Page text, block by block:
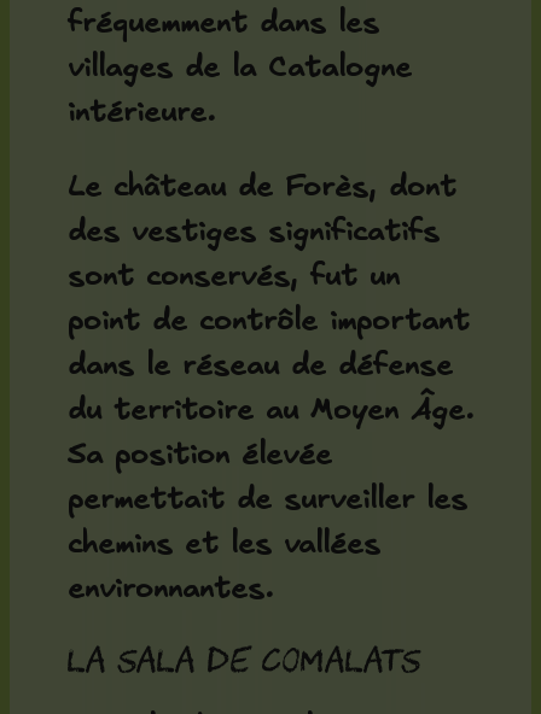
fréquemment dans les
villages de la Catalogne
intérieure.
Le château de Forès, dont
des vestiges significatifs
sont conservés, fut un
point de contrôle important
dans le réseau de défense
du territoire au Moyen Âge.
Sa position élevée
permettait de surveiller les
chemins et les vallées
environnantes.
La Sala de Comalats